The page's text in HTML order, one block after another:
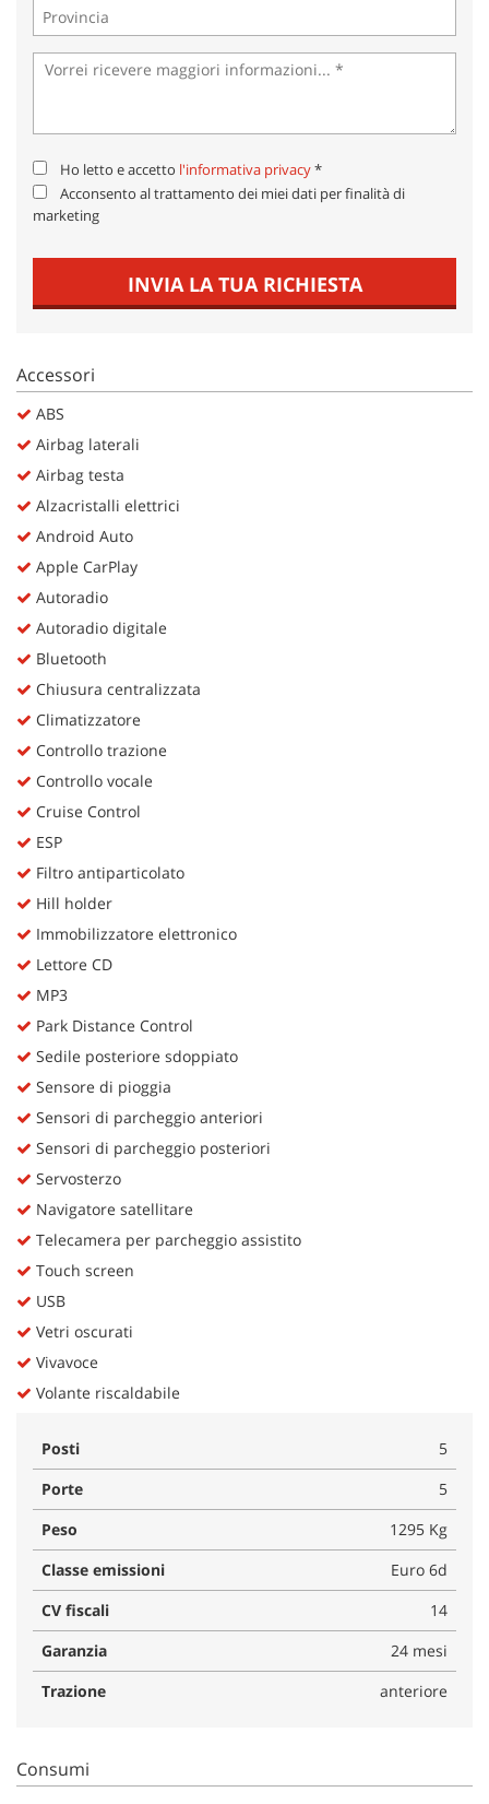
Ho letto e accetto l'informativa privacy*
Acconsento al trattamento dei miei dati per finalità di
marketing
INVIA LA TUA RICHIESTA
Accessori
ABS
Airbag laterali
Airbag testa
Alzacristalli elettrici
Android Auto
Apple CarPlay
Autoradio
Autoradio digitale
Bluetooth
Chiusura centralizzata
Climatizzatore
Controllo trazione
Controllo vocale
Cruise Control
ESP
Filtro antiparticolato
Hill holder
Immobilizzatore elettronico
Lettore CD
MP3
Park Distance Control
Sedile posteriore sdoppiato
Sensore di pioggia
Sensori di parcheggio anteriori
Sensori di parcheggio posteriori
Servosterzo
Navigatore satellitare
Telecamera per parcheggio assistito
Touch screen
USB
Vetri oscurati
Vivavoce
Volante riscaldabile
Posti
5
Porte
5
Peso
1295 Kg
Classe emissioni
Euro 6d
CV fiscali
14
Garanzia
24 mesi
Trazione
anteriore
Consumi
Cookie delle preferenze
Cookie per il miglioramento dell'esperienza utente
Cookie di marketing
la
policy
le
impostazioni